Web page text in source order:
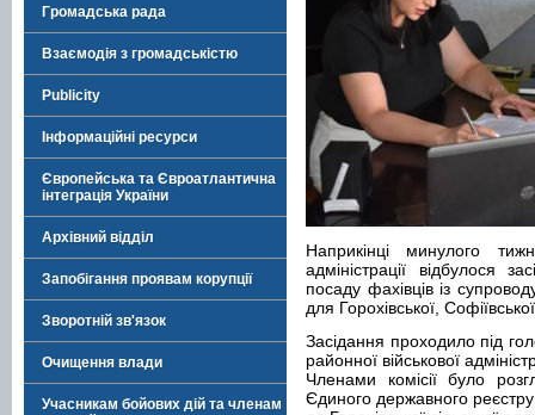
Громадська рада
Взаємодія з громадськістю
Publicity
Інформаційні ресурси
Європейська та Євроатлантична
інтеграція України
Архівний відділ
Запобігання проявам корупції
Зворотній зв'язок
Очищення влади
Учасникам бойових дій та членам
Наприкінці минулого
адміністрації відбулося
посаду фахівців із
для Горохівської,
Засідання проходило під
районної військової
Членами комісії було
Єдиного державного реєстру